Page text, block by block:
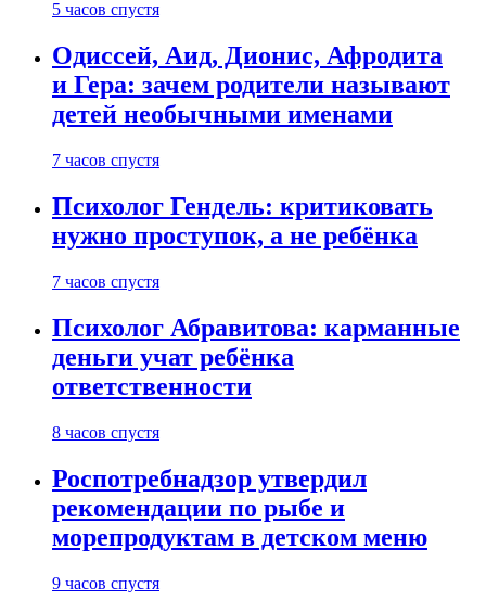
5 часов спустя
Одиссей, Аид, Дионис, Афродита
и Гера: зачем родители называют
детей необычными именами
7 часов спустя
Психолог Гендель: критиковать
нужно проступок, а не ребёнка
7 часов спустя
Психолог Абравитова: карманные
деньги учат ребёнка
ответственности
8 часов спустя
Роспотребнадзор утвердил
рекомендации по рыбе и
морепродуктам в детском меню
9 часов спустя